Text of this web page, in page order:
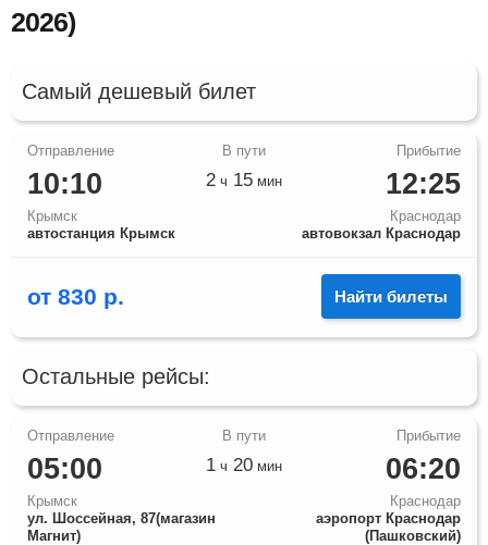
2026)
Самый дешевый билет
10:10
Крымск
автостанция Крымск
12:25
Краснодар
автовокзал Краснодар
2 ч 15 мин
от 830 р. Найти билеты
Остальные рейсы:
05:00
Крымск
ул. Шоссейная, 87(магазин
Магнит)
06:20
Краснодар
аэропорт Краснодар
(Пашковский)
1 ч 20 мин